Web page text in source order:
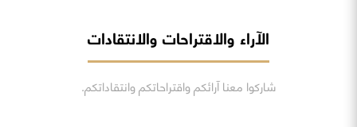
الآراء والاقتراحات والانتقادات
شاركوا معنا آرائكم واقتراحاتكم وانتقاداتكم.